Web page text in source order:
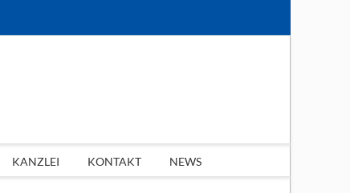
KANZLEI KONTAKT NEWS